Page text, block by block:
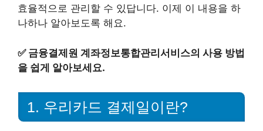
효율적으로 관리할 수 있답니다. 이제 이 내용을 하
나하나 알아보도록 해요.
✅ 금융결제원 계좌정보통합관리서비스의 사용 방법
을 쉽게 알아보세요.
1. 우리카드 결제일이란?